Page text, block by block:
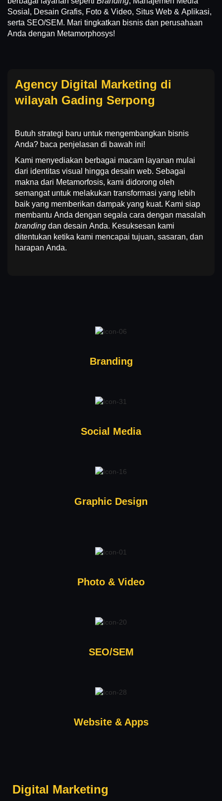
Sosial, Desain Grafis, Foto & Video, Situs Web & Aplikasi,
serta SEO/SEM. Mari tingkatkan bisnis dan perusahaan
Anda dengan Metamorphosys!
Agency Digital Marketing di
wilayah Gading Serpong
Butuh strategi baru untuk mengembangkan bisnis
Anda? baca penjelasan di bawah ini!
Kami menyediakan berbagai macam layanan mulai
dari identitas visual hingga desain web. Sebagai
makna dari Metamorfosis, kami didorong oleh
semangat untuk melakukan transformasi yang lebih
baik yang memberikan dampak yang kuat. Kami siap
membantu Anda dengan segala cara dengan masalah
branding dan desain Anda. Kesuksesan kami
ditentukan ketika kami mencapai tujuan, sasaran, dan
harapan Anda.
Branding
Social Media
Graphic Design
Photo & Video
SEO/SEM
Website & Apps
Digital Marketing